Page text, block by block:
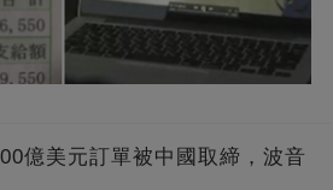
億美元訂單被中國取締，波音